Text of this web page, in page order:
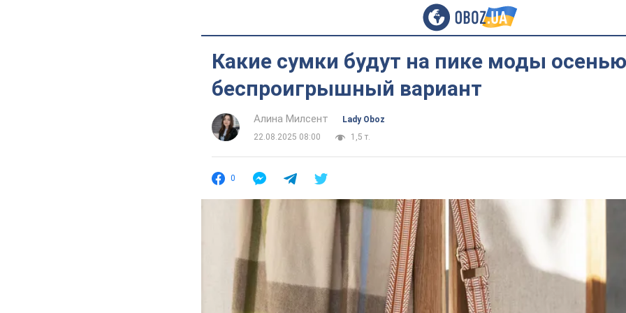
Какие сумки будут на пике моды
беспроигрышный вариант
Алина Милсент
Lady Oboz
22.08.2025 08:00
1,5 т.
0